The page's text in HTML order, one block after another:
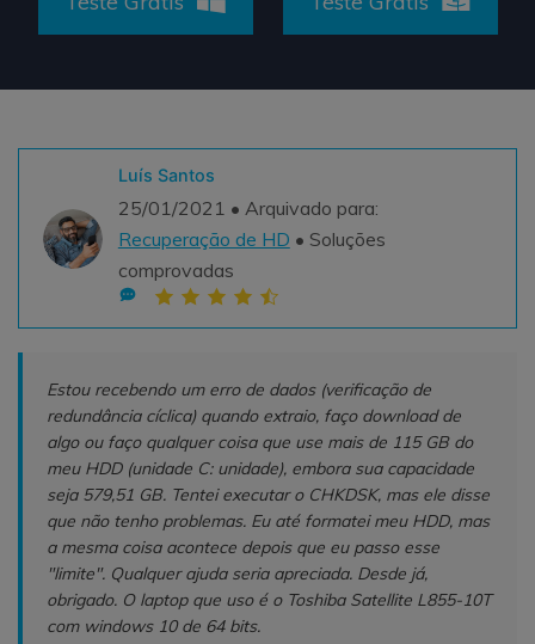
Teste Grátis
Teste Grátis
Outros Produtos
UBackit - Backup de Dados
Teste Online
Luís Santos
25/01/2021 • Arquivado para:
Recuperação de HD • Soluções
comprovadas
Estou recebendo um erro de dados (verificação de
redundância cíclica) quando extraio, faço download de
algo ou faço qualquer coisa que use mais de 115 GB do
meu HDD (unidade C: unidade), embora sua capacidade
seja 579,51 GB. Tentei executar o CHKDSK, mas ele disse
que não tenho problemas. Eu até formatei meu HDD, mas
a mesma coisa acontece depois que eu passo esse
"limite". Qualquer ajuda seria apreciada. Desde já,
obrigado. O laptop que uso é o Toshiba Satellite L855-10T
com windows 10 de 64 bits.